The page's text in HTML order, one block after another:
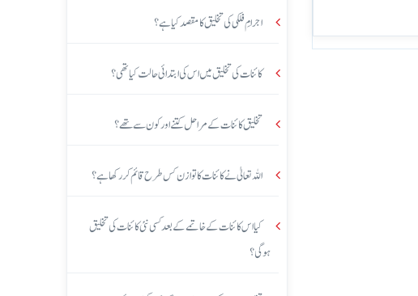
اجرامِ فلکی کی تخلیق کا مقصد کیا ہے؟
کائنات کی تخلیق میں اس کی ابتدائی حالت کیا تھی؟
تخلیق کائنات کے مراحل کتنے اور کون سے تھے؟
اللہ تعالیٰ نے کائنات کا توازن کس طرح قائم کر رکھا ہے؟
کیا اس کائنات کے خاتمے کے بعد کسی نئی کائنات کی تخلیق
ہوگی؟